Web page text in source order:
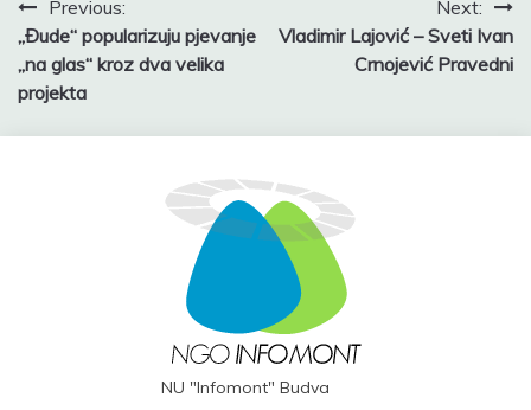
Post
navigation
Previous:
„Đude“ popularizuju pjevanje
„na glas“ kroz dva velika
projekta
Next:
Vladimir Lajović – Sveti Ivan
Crnojević Pravedni
NU "Infomont" Budva